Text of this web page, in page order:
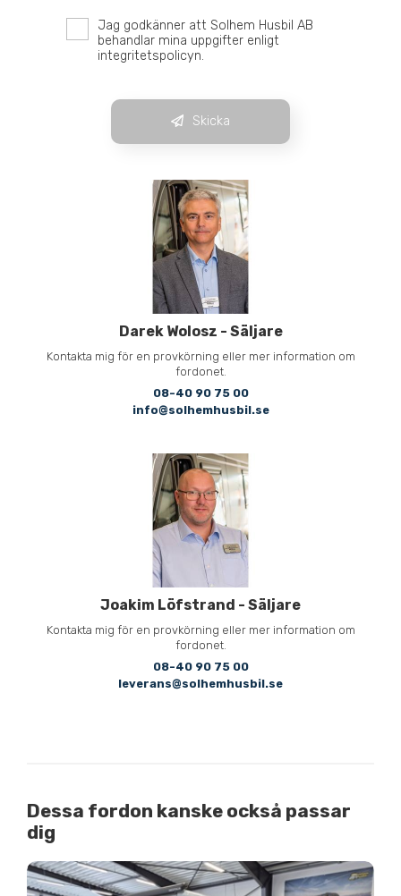
Jag godkänner att Solhem Husbil AB
behandlar mina uppgifter enligt
integritetspolicyn.
Skicka
Darek Wolosz - Säljare
Kontakta mig för en provkörning eller mer information om
fordonet.
08-40 90 75 00
info@solhemhusbil.se
Joakim Löfstrand - Säljare
Kontakta mig för en provkörning eller mer information om
fordonet.
08-40 90 75 00
leverans@solhemhusbil.se
Dessa fordon kanske också passar
dig